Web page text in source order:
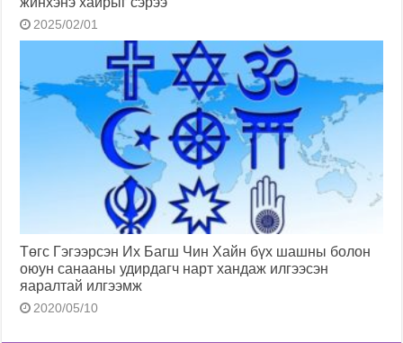
2025/02/01
Төгс Гэгээрсэн Их Багш Чин Хайн бүх шашны болон
оюун санааны удирдагч нарт хандаж илгээсэн
яаралтай илгээмж
2020/05/10